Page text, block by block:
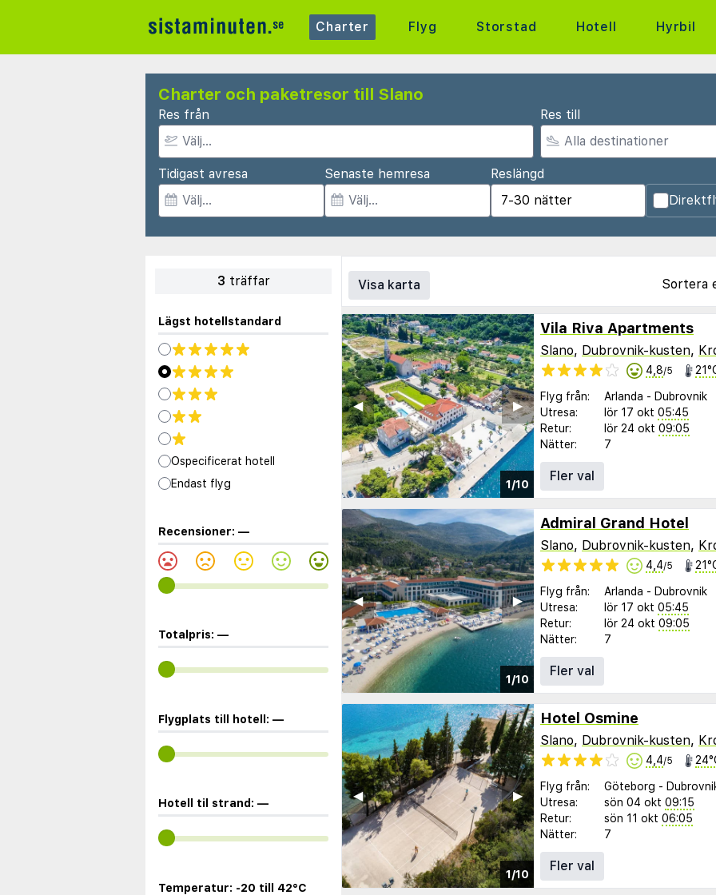
Charter Flyg Storstad Hotell Hyrbil
Charter och paketresor till Slano
Res från Res till
Tidigast avresa Senaste hemresa
Reslängd
3 träffar
Lägst hotellstandard
Ospecificerat hotell
Endast flyg
Recensioner: —
Totalpris: —
Flygplats till hotell: —
Hotell til strand: —
Temperatur: -20 till 42°C
Visa karta Sortera
1/10
▶︎
◀︎
Vila Riva Apartments
Slano, Dubrovnik-kusten,
4,8/5
Flyg från: Arlanda - Dubrovnik
Utresa:
lör 17 okt 05:45
Retur:
lör 24 okt 09:05
Nätter:
7
Fler val
1/10
▶︎
◀︎
Admiral Grand Hotel
Slano, Dubrovnik-kusten,
4,4/5
Flyg från: Arlanda - Dubrovnik
Utresa:
lör 17 okt 05:45
Retur:
lör 24 okt 09:05
Nätter:
7
Fler val
1/10
▶︎
◀︎
Hotel Osmine
Slano, Dubrovnik-kusten,
4,4/5
Flyg från: Göteborg -
Utresa:
sön 04 okt 09:15
Retur:
sön 11 okt 06:05
Nätter:
7
Fler val